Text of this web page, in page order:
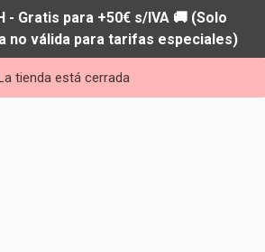
- Gratis para +50€ s/IVA 🚚 (Solo
no válida para tarifas especiales)
tienda está cerrada